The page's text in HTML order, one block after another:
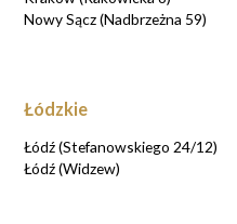
Nowy Sącz (Nadbrzeżna 59)
Łódzkie
Łódź (Stefanowskiego 24/12)
Łódź (Widzew)